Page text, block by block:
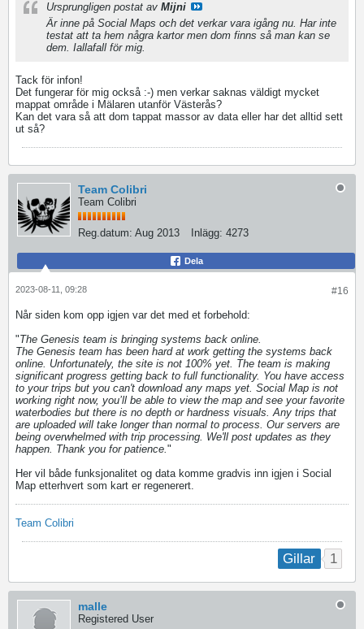
Ursprungligen postat av Mijni
Är inne på Social Maps och det verkar vara igång nu. Har inte
testat att ta hem några kartor men dom finns så man kan se
dem. Iallafall för mig.
Tack för infon!
Det fungerar för mig också :-) men verkar saknas väldigt mycket
mappat område i Mälaren utanför Västerås?
Kan det vara så att dom tappat massor av data eller har det alltid sett
ut så?
Team Colibri
Team Colibri
Reg.datum: Aug 2013 Inlägg: 4273
Dela
#16
2023-08-11, 09:28
Når siden kom opp igjen var det med et forbehold:
"The Genesis team is bringing systems back online.
The Genesis team has been hard at work getting the systems back
online. Unfortunately, the site is not 100% yet. The team is making
significant progress getting back to full functionality. You have access
to your trips but you can't download any maps yet. Social Map is not
working right now, you’ll be able to view the map and see your favorite
waterbodies but there is no depth or hardness visuals. Any trips that
are uploaded will take longer than normal to process. Our servers are
being overwhelmed with trip processing. We'll post updates as they
happen. Thank you for patience."
Her vil både funksjonalitet og data komme gradvis inn igjen i Social
Map etterhvert som kart er regenerert.
Team Colibri
Gillar 1
malle
Registered User